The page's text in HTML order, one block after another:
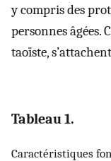
y compris des
personnes âgées.
taoïste,
Tableau 1.
Caractéristiques